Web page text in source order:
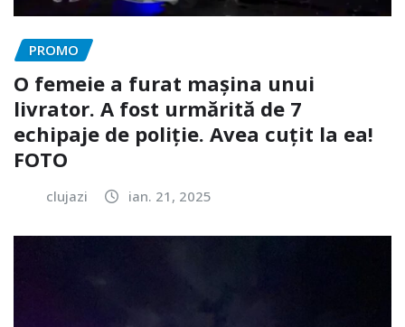
PROMO
O femeie a furat mașina unui
livrator. A fost urmărită de 7
echipaje de poliție. Avea cuțit la ea!
FOTO
clujazi ian. 21, 2025